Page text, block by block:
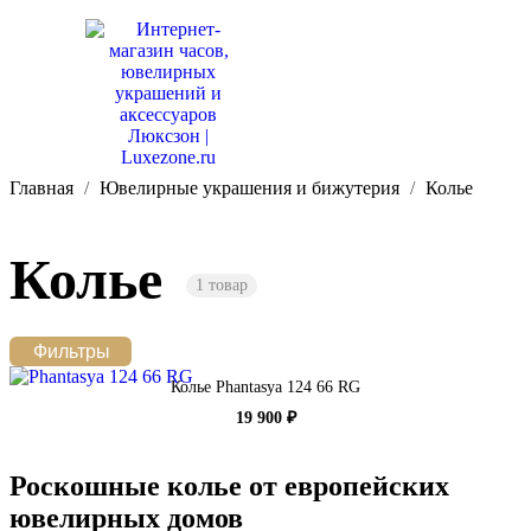
Главная Ювелирные украшения и бижутерия Колье
Колье 1 товар
Фильтры
Колье Phantasya 124 66 RG
19 900 ₽
Роскошные колье от европейских
ювелирных домов